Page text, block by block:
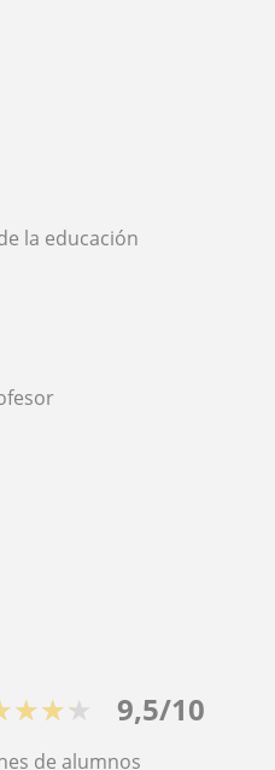
la educación
9,5/10
de alumnos